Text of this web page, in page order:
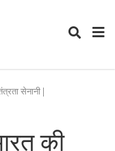
सेनानी |
की